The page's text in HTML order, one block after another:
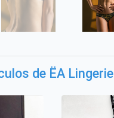
de ËA Lingerie